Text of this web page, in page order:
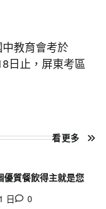
教育會考於
日止，屏東考區
看更多
質餐飲得主就是您
日 0